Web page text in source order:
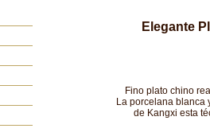
Elegante
Fino plato chino
La porcelana blanca
de Kangxi esta